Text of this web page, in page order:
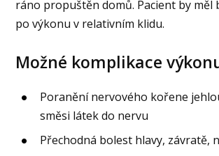
ráno propuštěn domů. Pacient by měl
po výkonu v relativním klidu.
Možné komplikace
Poranění nervového kořene
směsi látek do nervu
Přechodná bolest hlavy, závratě,